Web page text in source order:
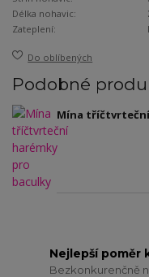
Délka nohavic:
Zateplení:
Do oblíbených
Podobné
Mína
Nejlepší poměr
Bezkonkurenčně